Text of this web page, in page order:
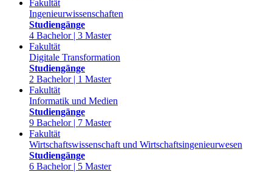
Fakultät
Ingenieurwissenschaften
Studiengänge
4 Bachelor | 3 Master
Fakultät
Digitale Transformation
Studiengänge
2 Bachelor | 1 Master
Fakultät
Informatik und Medien
Studiengänge
9 Bachelor | 7 Master
Fakultät
Wirtschaftswissenschaft und Wirtschaftsingenieurwesen
Studiengänge
6 Bachelor | 5 Master